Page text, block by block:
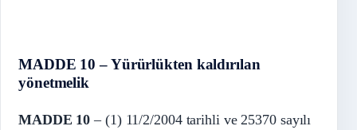
MADDE 10 – Yürürlükten kaldırılan
yönetmelik
MADDE 10 – (1) 11/2/2004 tarihli ve 25370 sayılı